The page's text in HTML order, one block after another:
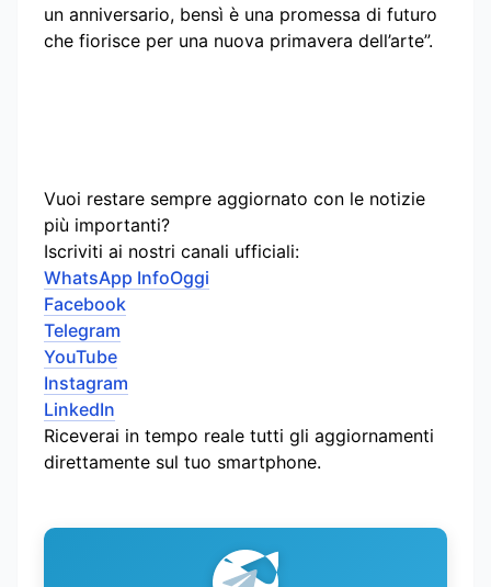
un anniversario, bensì è una promessa di futuro
che fiorisce per una nuova primavera dell’arte”.
Vuoi restare sempre aggiornato con le notizie
più importanti?
Iscriviti ai nostri canali ufficiali:
WhatsApp InfoOggi
Facebook
Telegram
YouTube
Instagram
LinkedIn
Riceverai in tempo reale tutti gli aggiornamenti
direttamente sul tuo smartphone.